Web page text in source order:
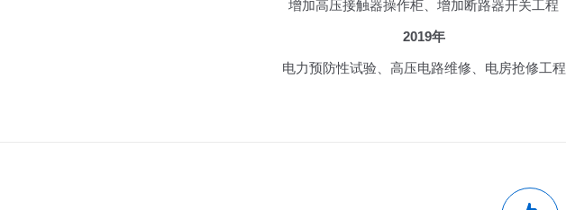
增加高压接触器操作柜、增加断路器开关工程
2019年
电力预防性试验、高压电路维修、电房抢修工程